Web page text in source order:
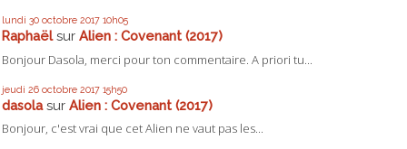
lundi 30 octobre 2017 10h05
Raphaëlsur Alien : Covenant (2017)
Bonjour Dasola, merci pour ton commentaire. A priori tu...
jeudi 26 octobre 2017 15h50
dasolasur Alien : Covenant (2017)
Bonjour, c'est vrai que cet Alien ne vaut pas les...